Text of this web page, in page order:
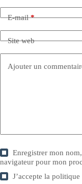
E-mail*
Site web
Ajouter un
Enregistrer mon
navigateur pour mon
J’accepte lapolitique